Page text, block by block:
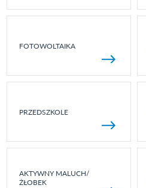
FOTOWOLTAIKA
PRZEDSZKOLE
AKTYWNY MALUCH/
ŻŁOBEK